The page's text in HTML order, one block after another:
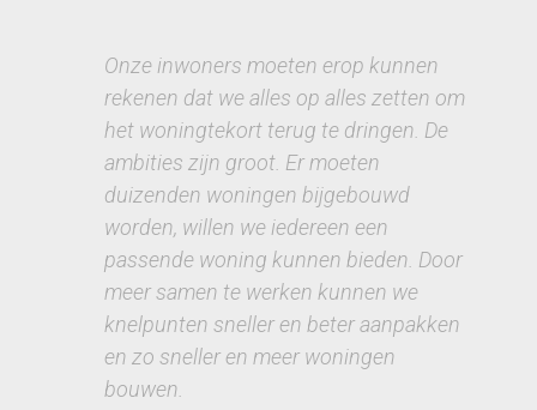
Onze inwoners moeten erop kunnen
rekenen dat we alles op alles zetten om
het woningtekort terug te dringen. De
ambities zijn groot. Er moeten
duizenden woningen bijgebouwd
worden, willen we iedereen een
passende woning kunnen bieden. Door
meer samen te werken kunnen we
knelpunten sneller en beter aanpakken
en zo sneller en meer woningen
bouwen.